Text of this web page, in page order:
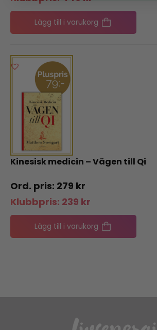
Lägg till i varukorg
Kinesisk medicin – Vägen till Qi
279 kr
Klubbpris: 239 kr
Lägg till i varukorg